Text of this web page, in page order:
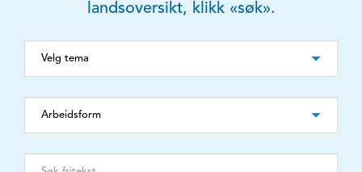
landsoversikt, klikk «søk».